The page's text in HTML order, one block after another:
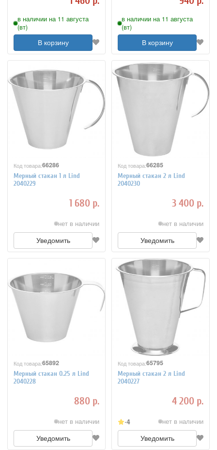
в наличии на 11 августа
(вт)
В корзину
в наличии на 11 августа
(вт)
В корзину
Код товара:66286
Мерный стакан 1 л Lind
2040229
1 680 р.
нет в наличии
Уведомить
Код товара:66285
Мерный стакан 2 л Lind
2040230
3 400 р.
нет в наличии
Уведомить
Код товара:65892
Мерный стакан 0.25 л Lind
2040228
880 р.
нет в наличии
Уведомить
Код товара:65795
Мерный стакан 2 л Lind
2040227
4 200 р.
4 нет в наличии
Уведомить